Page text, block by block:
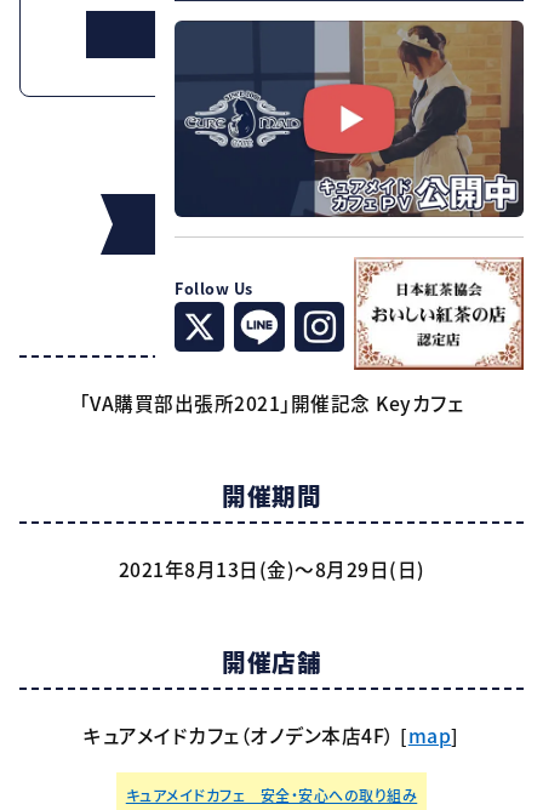
Follow Us
インフォメーション
タイトル
「VA購買部出張所2021」開催記念 Keyカフェ
開催期間
2021年8月13日(金)～8月29日(日)
開催店舗
キュアメイドカフェ（オノデン本店4F） [map]
キュアメイドカフェ 安全・安心への取り組み